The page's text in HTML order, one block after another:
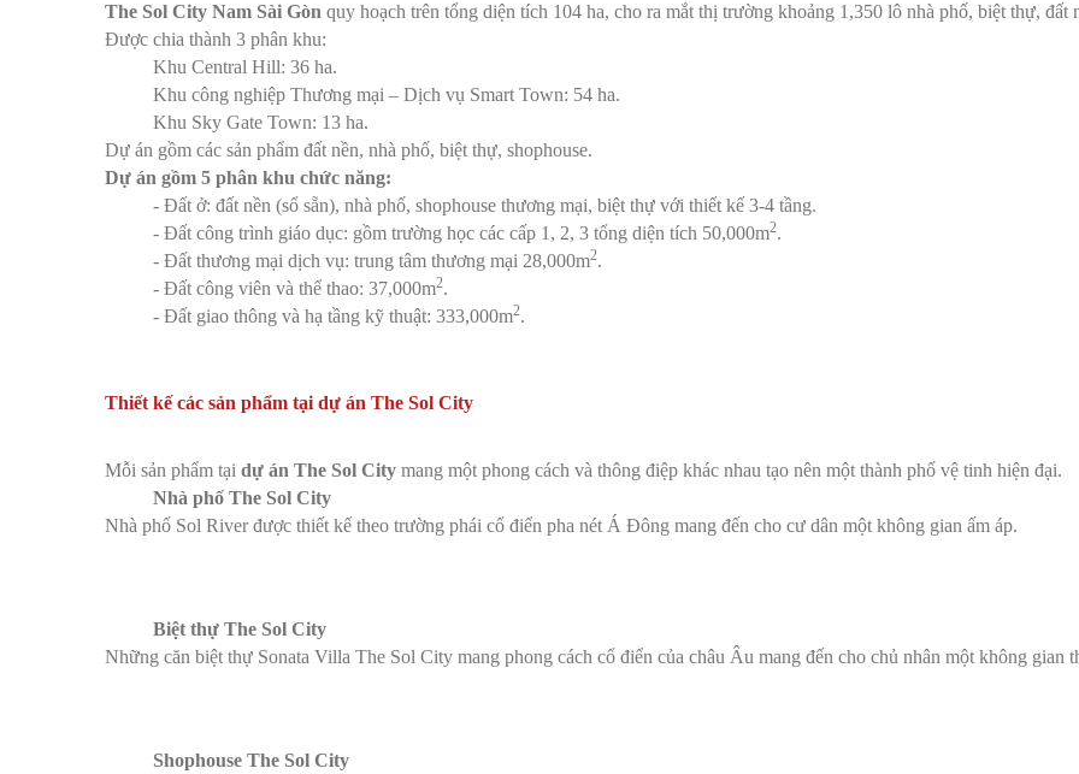
The Sol City Nam Sài Gòn quy hoạch trên tổng diện tích 104 ha, cho ra mắt thị trường khoảng 1,350 lô nhà phố, biệt thự,
Được chia thành 3 phân khu:
Khu Central Hill: 36 ha.
Khu công nghiệp Thương mại – Dịch vụ Smart Town: 54 ha.
Khu Sky Gate Town: 13 ha.
Dự án gồm các sản phẩm đất nền, nhà phố, biệt thự, shophouse.
Dự án gồm 5 phân khu chức năng:
- Đất ở: đất nền (sổ sẵn), nhà phố, shophouse thương mại, biệt thự với thiết kế 3-4 tầng.
- Đất công trình giáo dục: gồm trường học các cấp 1, 2, 3 tổng diện tích 50,000m2.
- Đất thương mại dịch vụ: trung tâm thương mại 28,000m2.
- Đất công viên và thể thao: 37,000m2.
- Đất giao thông và hạ tầng kỹ thuật: 333,000m2.
Thiết kế các sản phẩm tại dự án The Sol City
Mỗi sản phẩm tại dự án The Sol City mang một phong cách và thông điệp khác nhau tạo nên một thành phố vệ tinh hiện đại.
Nhà phố The Sol City
Nhà phố Sol River được thiết kế theo trường phái cổ điển pha nét Á Đông mang đến cho cư dân một không gian ấm áp.
Biệt thự The Sol City
Những căn biệt thự Sonata Villa The Sol City mang phong cách cổ điển của châu Âu mang đến cho chủ nhân một không gian
Shophouse The Sol City